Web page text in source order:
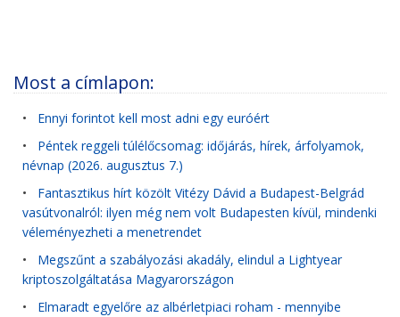
Most a címlapon:
• Ennyi forintot kell most adni egy euróért
• Péntek reggeli túlélőcsomag: időjárás, hírek, árfolyamok,
névnap (2026. augusztus 7.)
• Fantasztikus hírt közölt Vitézy Dávid a Budapest-Belgrád
vasútvonalról: ilyen még nem volt Budapesten kívül, mindenki
véleményezheti a menetrendet
• Megszűnt a szabályozási akadály, elindul a Lightyear
kriptoszolgáltatása Magyarországon
• Elmaradt egyelőre az albérletpiaci roham - mennyibe